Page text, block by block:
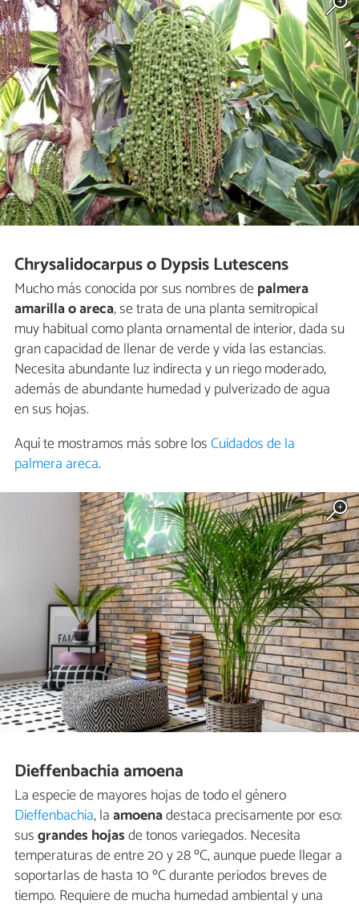
Chrysalidocarpus o Dypsis Lutescens
Mucho más conocida por sus nombres depalmera
amarilla o areca, se trata de una planta semitropical
muy habitual como planta ornamental de interior, dada su
gran capacidad de llenar de verde y vida las estancias.
Necesita abundante luz indirecta y un riego moderado,
además de abundante humedad y pulverizado de agua
en sus hojas.
Aquí te mostramos más sobre losCuidados de la
palmera areca.
Dieffenbachia amoena
La especie de mayores hojas de todo el género
Dieffenbachia, laamoenadestaca precisamente por eso:
susgrandes hojasde tonos variegados. Necesita
temperaturas de entre 20 y 28 ºC, aunque puede llegar a
soportarlas de hasta 10 ºC durante periodos breves de
tiempo. Requiere de mucha humedad ambiental y una